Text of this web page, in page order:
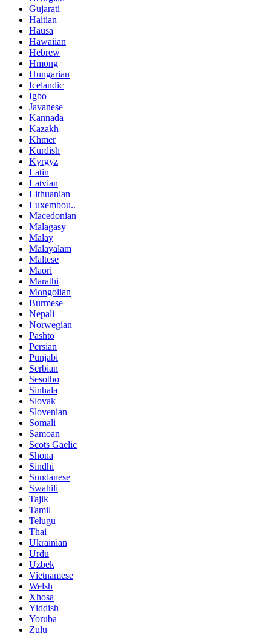
Gujarati
Haitian
Hausa
Hawaiian
Hebrew
Hmong
Hungarian
Icelandic
Igbo
Javanese
Kannada
Kazakh
Khmer
Kurdish
Kyrgyz
Latin
Latvian
Lithuanian
Luxembou..
Macedonian
Malagasy
Malay
Malayalam
Maltese
Maori
Marathi
Mongolian
Burmese
Nepali
Norwegian
Pashto
Persian
Punjabi
Serbian
Sesotho
Sinhala
Slovak
Slovenian
Somali
Samoan
Scots Gaelic
Shona
Sindhi
Sundanese
Swahili
Tajik
Tamil
Telugu
Thai
Ukrainian
Urdu
Uzbek
Vietnamese
Welsh
Xhosa
Yiddish
Yoruba
Zulu